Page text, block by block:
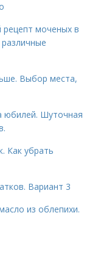
рецепт моченых в
Выбор места,
юбилей. Шуточная
Как убрать
Вариант 3
из облепихи.